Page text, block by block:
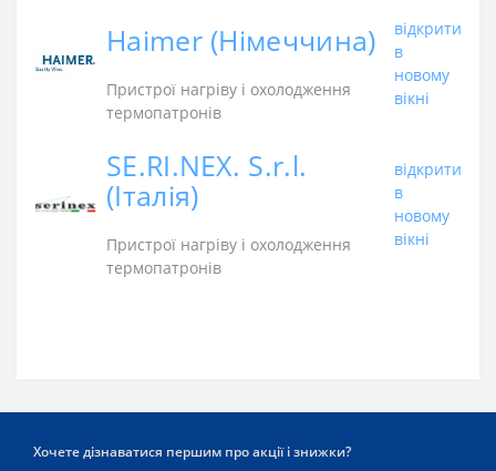
Haimer (Німеччина)
Пристрої нагріву і охолодження
термопатронів
відкрити
в
новому
вікні
SE.RI.NEX. S.r.l.
(Італія)
Пристрої нагріву і охолодження
термопатронів
відкрити
в
новому
вікні
Хочете дізнаватися першим про акції і знижки?